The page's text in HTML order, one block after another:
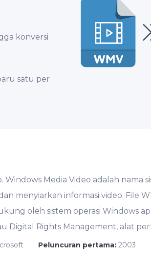
konversi
satu per
Media Video adalah nama
menyiarkan informasi video. File
oleh sistem operasi Windows
Digital Rights Management, alat
Peluncuran pertama: 2003